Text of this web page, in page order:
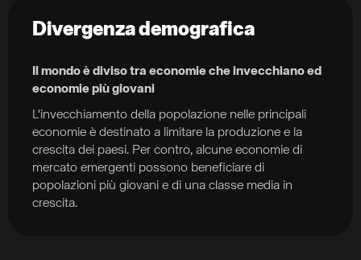
Divergenza demografica
Il mondo è diviso tra economie che invecchiano ed
economie più giovani
L'invecchiamento della popolazione nelle principali
economie è destinato a limitare la produzione e la
crescita dei paesi. Per contro, alcune economie di
mercato emergenti possono beneficiare di
popolazioni più giovani e di una classe media in
crescita.